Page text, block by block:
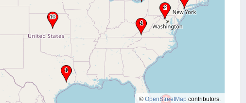
© OpenStreetMap contributors.